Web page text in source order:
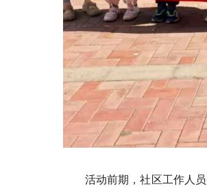
活动前期，社区工作人